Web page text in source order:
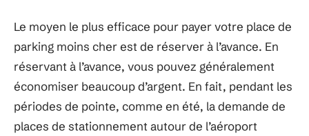
Le moyen le plus efficace pour payer votre place de
parking moins cher est de réserver à l’avance. En
réservant à l’avance, vous pouvez généralement
économiser beaucoup d’argent. En fait, pendant les
périodes de pointe, comme en été, la demande de
places de stationnement autour de l’aéroport